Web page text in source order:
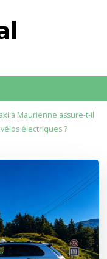
à Maurienne assure-t-il
électriques ?